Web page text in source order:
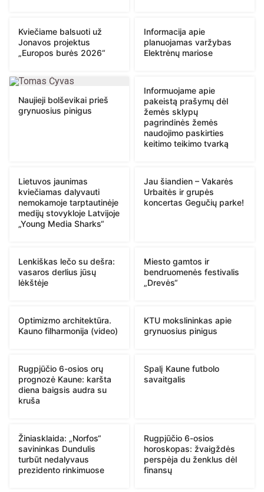
Kviečiame balsuoti už
Jonavos projektus
„Europos burės 2026“
Informacija apie
planuojamas varžybas
Elektrėnų mariose
Naujieji bolševikai prieš
grynuosius pinigus
Informuojame apie
pakeistą prašymų dėl
žemės sklypų
pagrindinės žemės
naudojimo paskirties
keitimo teikimo tvarką
Lietuvos jaunimas
kviečiamas dalyvauti
nemokamoje tarptautinėje
medijų stovykloje Latvijoje
„Young Media Sharks“
Jau šiandien – Vakarės
Urbaitės ir grupės
koncertas Gegučių parke!
Lenkiškas lečo su dešra:
vasaros derlius jūsų
lėkštėje
Miesto gamtos ir
bendruomenės festivalis
„Drevės“
Optimizmo architektūra.
Kauno filharmonija (video)
KTU mokslininkas apie
grynuosius pinigus
Rugpjūčio 6-osios orų
prognozė Kaune: karšta
diena baigsis audra su
kruša
Spalį Kaune futbolo
savaitgalis
Žiniasklaida: „Norfos“
savininkas Dundulis
turbūt nedalyvaus
prezidento rinkimuose
Rugpjūčio 6-osios
horoskopas: žvaigždės
perspėja du ženklus dėl
finansų